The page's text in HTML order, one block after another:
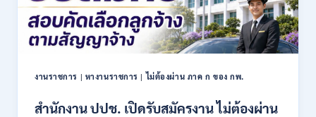
สมัคร
เข้า
เป็น
พนักงาน
อัตรา
หลาย
งานราชการ | หางานราชการ |ไม่ต้องผ่าน ภาค ก ของ กพ.
สำนักงาน ปปช. เปิดรับสมัครงาน ไม่ต้องผ่าน